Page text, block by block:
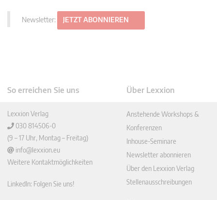
Newsletter: JETZT ABONNIEREN
So erreichen Sie uns
Lexxion Verlag
030 814506-0
(9 – 17 Uhr, Montag – Freitag)
info@lexxion.eu
Weitere Kontaktmöglichkeiten
LinkedIn: Folgen Sie uns!
Über Lexxion
Anstehende Workshops &
Konferenzen
Inhouse-Seminare
Newsletter abonnieren
Über den Lexxion Verlag
Stellenausschreibungen